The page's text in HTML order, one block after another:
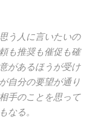
う人に言いたいの
も推奨も催促も確
があるほうが受け
自分の要望が通り
手のことを思って
なる。